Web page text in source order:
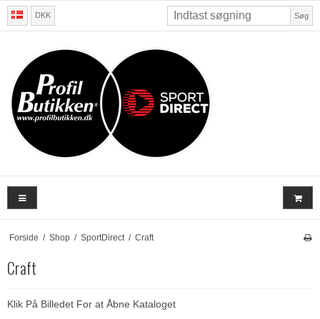
DKK Søg
Forside / Shop / SportDirect / Craft
Craft
Klik På Billedet For at Åbne Kataloget